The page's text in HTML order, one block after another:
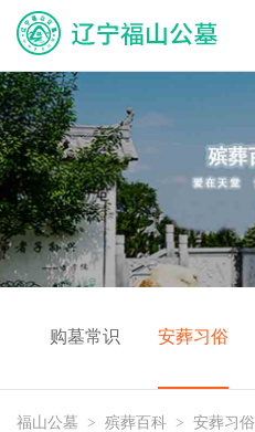
购墓常识 安葬习俗
福山公墓 > 殡葬百科 > 安葬习俗